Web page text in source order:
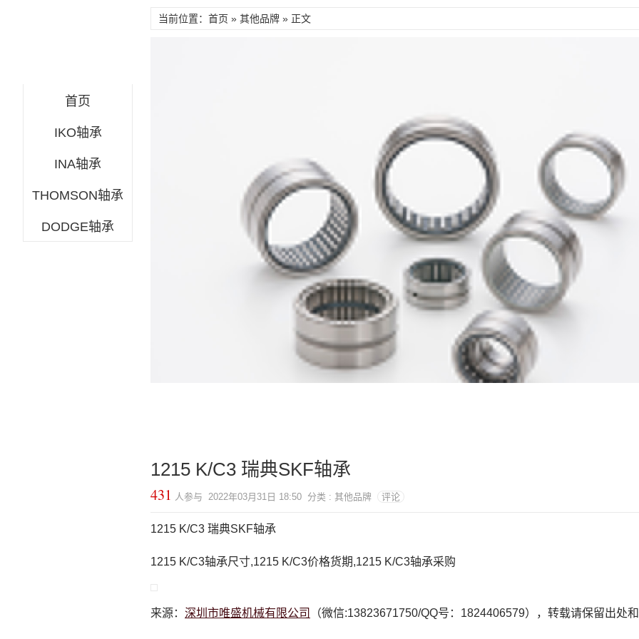
首页
IKO轴承
INA轴承
THOMSON轴承
DODGE轴承
当前位置：首页 » 其他品牌 » 正文
1215 K/C3 瑞典SKF轴承
431 人参与 2022年03月31日 18:50 分类 : 其他品牌 评论
1215 K/C3 瑞典SKF轴承
1215 K/C3轴承尺寸,1215 K/C3价格货期,1215 K/C3轴承采购
来源： 深圳市唯盛机械有限公司 （微信:13823671750/QQ号：1824406579），转载请保留出处和